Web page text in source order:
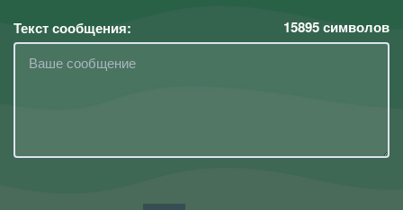
Текст сообщения: 15895символов